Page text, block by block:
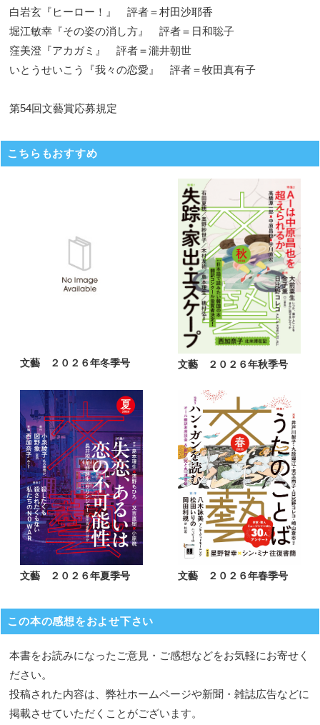
白岩玄『ヒーロー！』 評者＝村田沙耶香
堀江敏幸『その姿の消し方』 評者＝日和聡子
窪美澄『アカガミ』 評者＝瀧井朝世
いとうせいこう『我々の恋愛』 評者＝牧田真有子
第54回文藝賞応募規定
こちらもおすすめ
文藝 ２０２６年冬季号 文藝 ２０２６年秋季号
文藝 ２０２６年夏季号 文藝 ２０２６年春季号
この本の感想をおよせ下さい
本書をお読みになったご意見・ご感想などをお気軽にお寄せく
ださい。
投稿された内容は、弊社ホームページや新聞・雑誌広告などに
掲載させていただくことがございます。